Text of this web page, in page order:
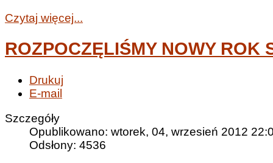
Czytaj więcej...
ROZPOCZĘLIŚMY NOWY ROK
Drukuj
E-mail
Szczegóły
Opublikowano: wtorek, 04, wrzesień 2012
Odsłony: 4536